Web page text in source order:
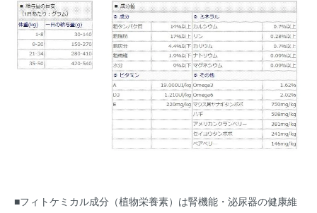
■フィトケミカル成分（植物栄養素）は腎機能・泌尿器の健康維